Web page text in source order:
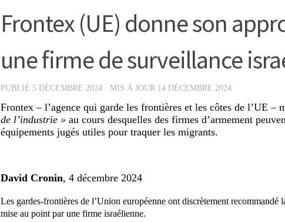
Frontex (UE) donne son
une firme de surveillance
PUBLIÉ 5 DÉCEMBRE 2024 · MIS À JOUR 14 DÉCEMBRE 2024
Frontex – l’agence qui garde les frontières et les côtes de l’UE –
de l’industrie » au cours desquelles des firmes d’armement
équipements jugés utiles pour traquer les migrants.
David Cronin, 4 décembre 2024
Les gardes-frontières de l’Union européenne ont discrètement recommandé
mise au point par une firme israélienne.